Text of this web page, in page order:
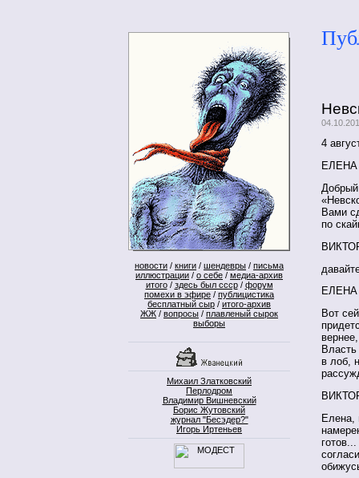
новости / книги / шендевры / письма
иллюстрации / о себе / медиа-архив
итого/ здесь был ссср/ форум
помехи в эфире / публицистика
бесплатный сыр / итого-архив
ЖЖ / вопросы / плавленый сырок
выборы
Михаил Златковский
Перлодром
Владимир Вишневский
Борис Жутовский
журнал "Бесэдер?"
Игорь Иртеньев
4
ЕЛЕНА
Добрый
Вами
по
ЕЛЕНА
Вот
Власть
в лоб,
Елена,